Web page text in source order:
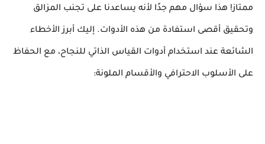
ممتاز! هذا سؤال مهم جدًا لأنه يساعدنا على تجنب المزالق
وتحقيق أقصى استفادة من هذه الأدوات. إليك أبرز الأخطاء
الشائعة عند استخدام أدوات القياس الذاتي للنجاح، مع الحفاظ
على الأسلوب الاحترافي والأقسام الملونة: